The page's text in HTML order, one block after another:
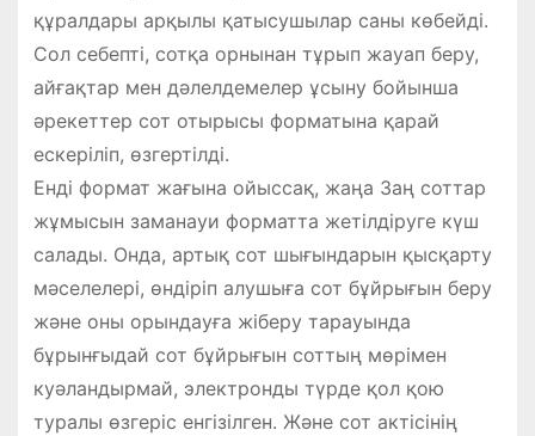
құралдары арқылы қатысушылар саны көбейді.
Сол себепті, сотқа орнынан тұрып жауап беру,
айғақтар мен дәлелдемелер ұсыну бойынша
әрекеттер сот отырысы форматына қарай
ескеріліп, өзгертілді.
Енді формат жағына ойыссақ, жаңа Заң соттар
жұмысын заманауи форматта жетілдіруге күш
салады. Онда, артық сот шығындарын қысқарту
мәселелері, өндіріп алушыға сот бұйрығын беру
және оны орындауға жіберу тарауында
бұрынғыдай сот бұйрығын соттың мөрімен
куәландырмай, электронды түрде қол қою
туралы өзгеріс енгізілген. Және сот актісінің